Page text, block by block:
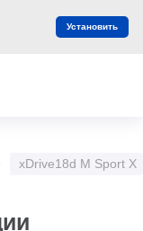
xDrive18d M Sport X
Установить